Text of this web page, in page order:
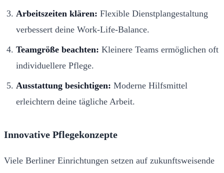
Arbeitszeiten klären: Flexible Dienstplangestaltung
verbessert deine Work-Life-Balance.
Teamgröße beachten: Kleinere Teams ermöglichen oft
individuellere Pflege.
Ausstattung besichtigen: Moderne Hilfsmittel
erleichtern deine tägliche Arbeit.
Innovative Pflegekonzepte
Viele Berliner Einrichtungen setzen auf zukunftsweisende